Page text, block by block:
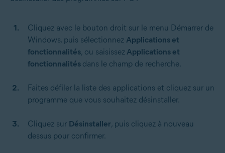
Cliquez avec le bouton droit sur le menu Démarrer de
Windows, puis sélectionnez Applications et
fonctionnalités, ou saisissez Applications et
fonctionnalités dans le champ de recherche.
Faites défiler la liste des applications et cliquez sur un
programme que vous souhaitez désinstaller.
Cliquez sur Désinstaller, puis cliquez à nouveau
dessus pour confirmer.